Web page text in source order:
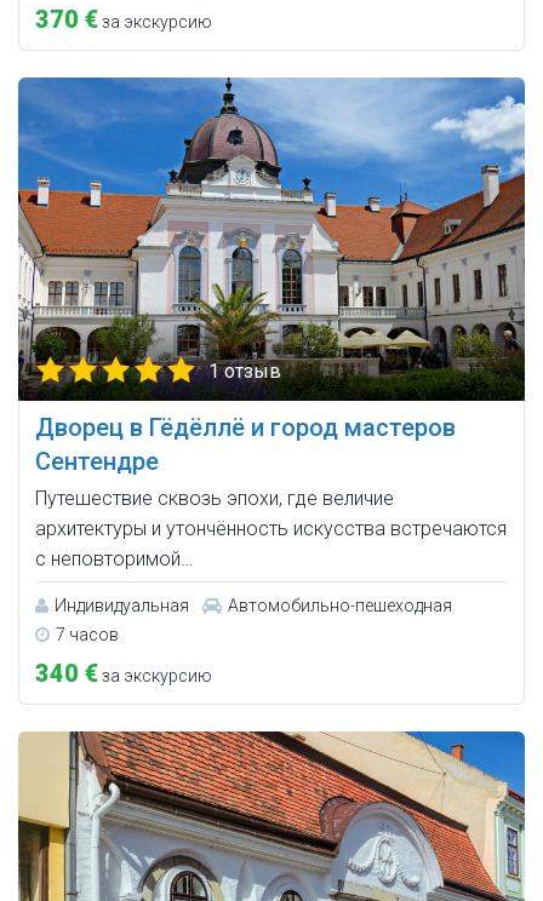
370 €за экскурсию
1 отзыв
Дворец в Гёдёллё и город мастеров
Сентендре
Путешествие сквозь эпохи, где величие
архитектуры и утончённость искусства встречаются
с неповторимой…
Индивидуальная
Автомобильно-пешеходная
7 часов
340 €за экскурсию